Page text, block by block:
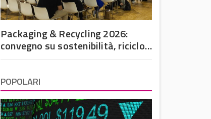
Packaging & Recycling 2026:
convegno su sostenibilità, riciclo
e futuro dell’imballaggio in
POPOLARI